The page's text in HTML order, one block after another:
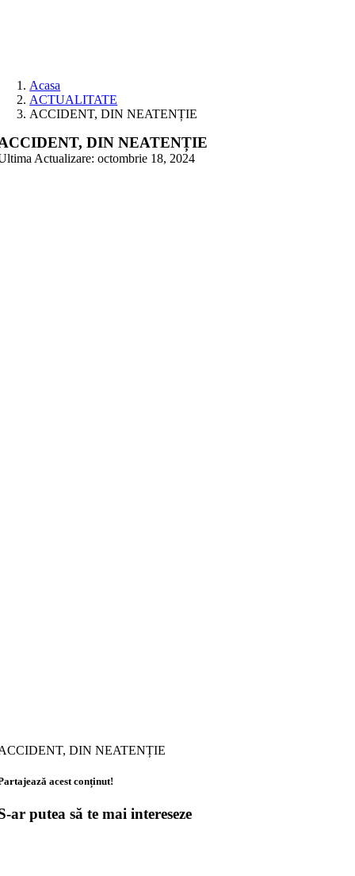
Acasa
ACTUALITATE
ACCIDENT, DIN NEATENȚIE
DIN NEATENȚIE
Actualizare: octombrie 18, 2024
DIN NEATENȚIE
acest conținut!
ar putea să te mai intereseze